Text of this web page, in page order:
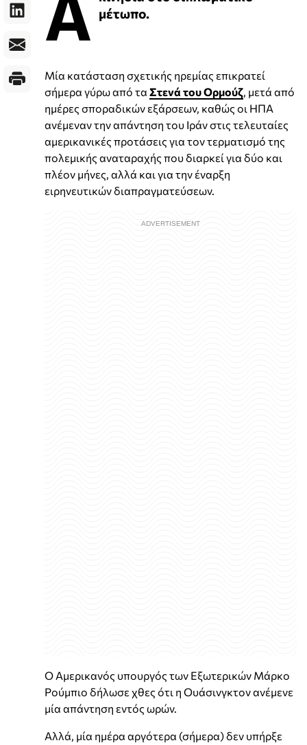
μέτωπο.
Μία κατάσταση σχετικής ηρεμίας επικρατεί
σήμερα γύρω από τα Στενά του Ορμούζ , μετά από
ημέρες σποραδικών εξάρσεων, καθώς οι ΗΠΑ
ανέμεναν την απάντηση του Ιράν στις τελευταίες
αμερικανικές προτάσεις για τον τερματισμό της
πολεμικής αναταραχής που διαρκεί για δύο και
πλέον μήνες, αλλά και για την έναρξη
ειρηνευτικών διαπραγματεύσεων.
Ο Αμερικανός υπουργός των Εξωτερικών Μάρκο
Ρούμπιο δήλωσε χθες ότι η Ουάσινγκτον ανέμενε
μία απάντηση εντός ωρών.
Αλλά, μία ημέρα αργότερα (σήμερα) δεν υπήρξε